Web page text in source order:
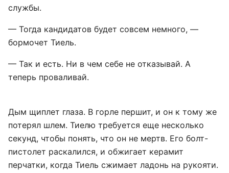
службы.
— Тогда кандидатов будет совсем немного, —
бормочет Тиель.
— Так и есть. Ни в чем себе не отказывай. А
теперь проваливай.
Дым щиплет глаза. В горле першит, и он к тому же
потерял шлем. Тиелю требуется еще несколько
секунд, чтобы понять, что он не мертв. Его болт-
пистолет раскалился, и обжигает керамит
перчатки, когда Тиель сжимает ладонь на рукояти.